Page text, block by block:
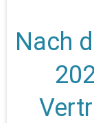
Nach